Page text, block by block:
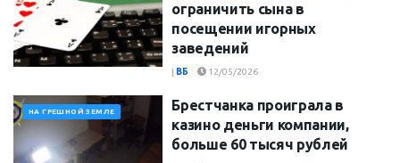
ограничить сына в
посещении игорных
заведений
| ВБ 12/05/2026
НА ГРЕШНОЙ ЗЕМЛЕ
Брестчанка проиграла в
казино деньги компании,
больше 60 тысяч рублей